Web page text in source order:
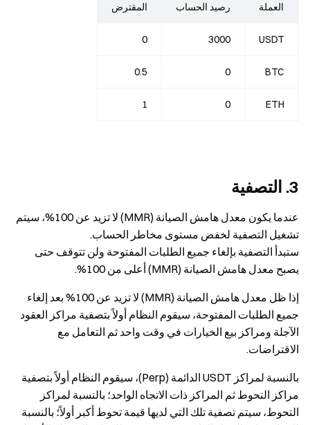
العملة رصيد الحساب المقترض
USDT
3000
0
BTC
0
0.5
ETH
0
1
3. التصفية
عندما يكون معدل هامش الصيانة (MMR) لا تزيد عن 100%، سيتم
تشغيل التصفية لخفض مستوى مخاطر الحساب.
ستبدأ التصفية بإلغاء جميع الطلبات المفتوحة ولن تتوقف حتى
يصبح معدل هامش الصيانة (MMR) أعلى من 100%.
إذا ظل معدل هامش الصيانة (MMR) لا تزيد عن 100% بعد إلغاء
جميع الطلبات المفتوحة، سيقوم النظام أولاً بتصفية مراكز العقود
الآجلة ومراكز بيع الخيارات في وقت واحد ثم التعامل مع
الاقتراضات.
بالنسبة لمراكز USDT الدائمة (Perp)، سيقوم النظام أولاً بتصفية
مراكز التحوط ثم المراكز ذات الاتجاه الواحد؛ بالنسبة لمراكز
التحوط، سيتم تصفية تلك التي لديها قيمة تحوط أكبر أولاً؛ بالنسبة